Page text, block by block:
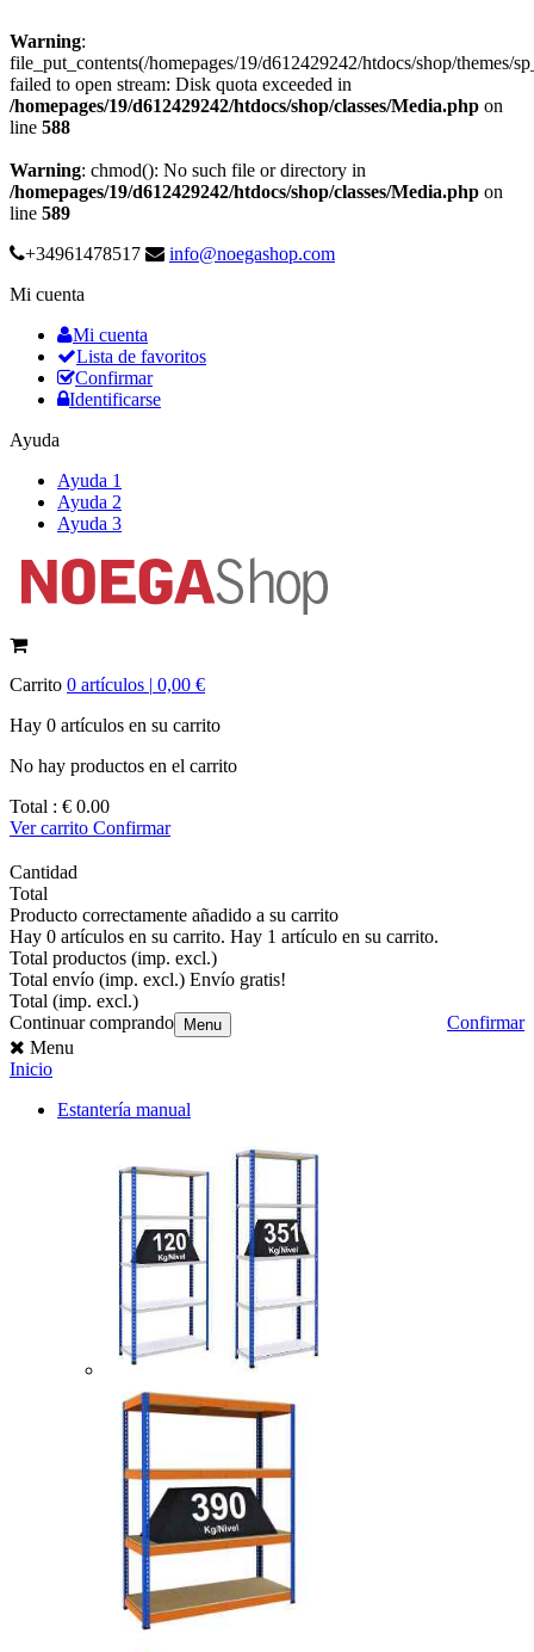
Warning:
file_put_contents(/homepages/19/d612429242/htdocs/shop/themes/
failed to open stream: Disk quota exceeded in
/homepages/19/d612429242/htdocs/shop/classes/Media.php on
line 588
Warning: chmod(): No such file or directory in
/homepages/19/d612429242/htdocs/shop/classes/Media.php on
line 589
+34961478517
info@noegashop.com
Mi cuenta
Mi cuenta
Lista de favoritos
Confirmar
Identificarse
Ayuda
Ayuda 1
Ayuda 2
Ayuda 3
Carrito 0 artículos | 0,00 €
Hay 0 artículos en su carrito
No hay productos en el carrito
Total : € 0.00
Ver carrito Confirmar
Cantidad
Total
Producto correctamente añadido a su carrito
Hay 0 artículos en su carrito. Hay 1 artículo en su carrito.
Total productos (imp. excl.)
Total envío (imp. excl.) Envío gratis!
Total (imp. excl.)
Continuar comprando
Confirmar
Menu
Menu
Inicio
Estantería manual